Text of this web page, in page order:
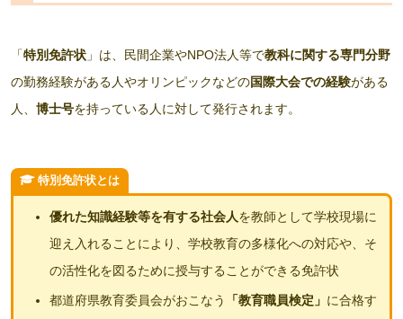
「特別免許状 」は、民間企業やNPO法人等で教科に関する専門分野
の勤務経験がある人やオリンピックなどの国際大会での経験がある
人、 博士号を持っている人に対して発行されます。
特別免許状とは
優れた知識経験等を有する社会人を教師として学校現場に
迎え入れることにより、学校教育の多様化への対応や、そ
の活性化を図るために授与することができる免許状
都道府県教育委員会がおこなう 「教育職員検定」 に合格す